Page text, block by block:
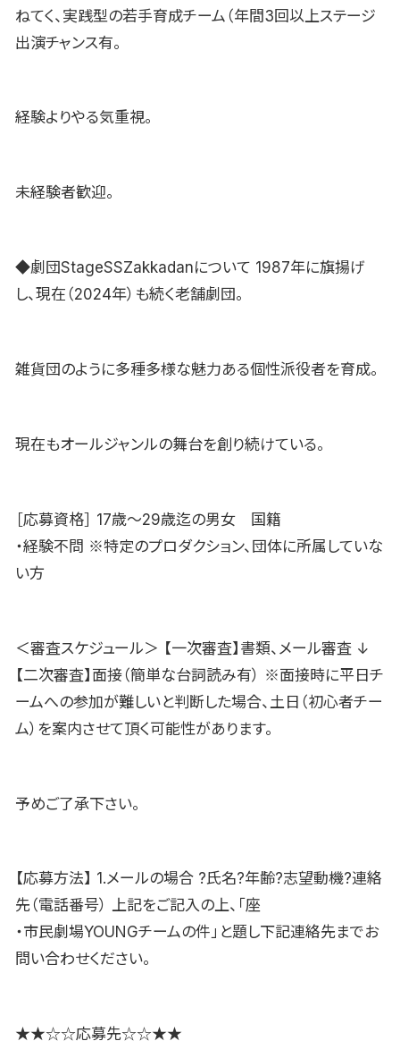
ねてく、実践型の若手育成チーム（年間3回以上ステージ
出演チャンス有。
経験よりやる気重視。
未経験者歓迎。
◆劇団StageSSZakkadanについて 1987年に旗揚げ
し、現在（2024年）も続く老舗劇団。
雑貨団のように多種多様な魅力ある個性派役者を育成。
現在もオールジャンルの舞台を創り続けている。
［応募資格］ 17歳〜29歳迄の男女 国籍
・経験不問 ※特定のプロダクション、団体に所属していな
い方
＜審査スケジュール＞ 【一次審査】書類、メール審査 ↓
【二次審査】面接（簡単な台詞読み有） ※面接時に平日チ
ームへの参加が難しいと判断した場合、土日（初心者チー
ム）を案内させて頂く可能性があります。
予めご了承下さい。
【応募方法】 1.メールの場合 ?氏名?年齢?志望動機?連絡
先（電話番号） 上記をご記入の上、「座
・市民劇場YOUNGチームの件」と題し下記連絡先までお
問い合わせください。
★★☆☆応募先☆☆★★